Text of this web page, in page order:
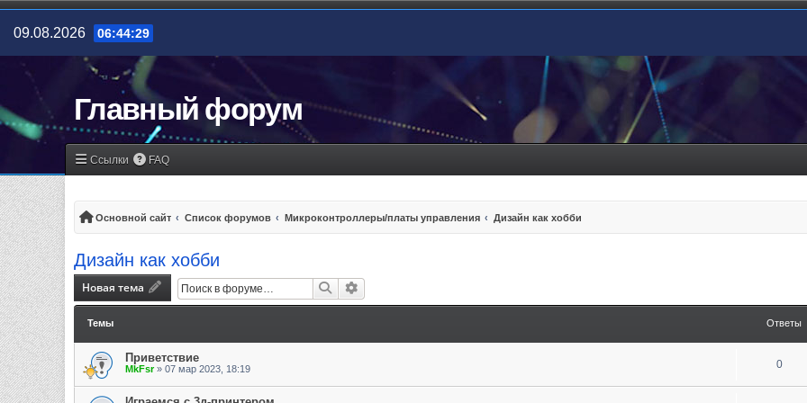
09.08.2026 06:44:29
Главный форум
Ссылки FAQ
Основной сайт Список форумов Микроконтроллеры/платы управления Дизайн как хобби
Дизайн как хобби
Новая тема Поиск
Темы Ответы
Приветствие
MkFsr» 07 мар 2023, 18:19 0